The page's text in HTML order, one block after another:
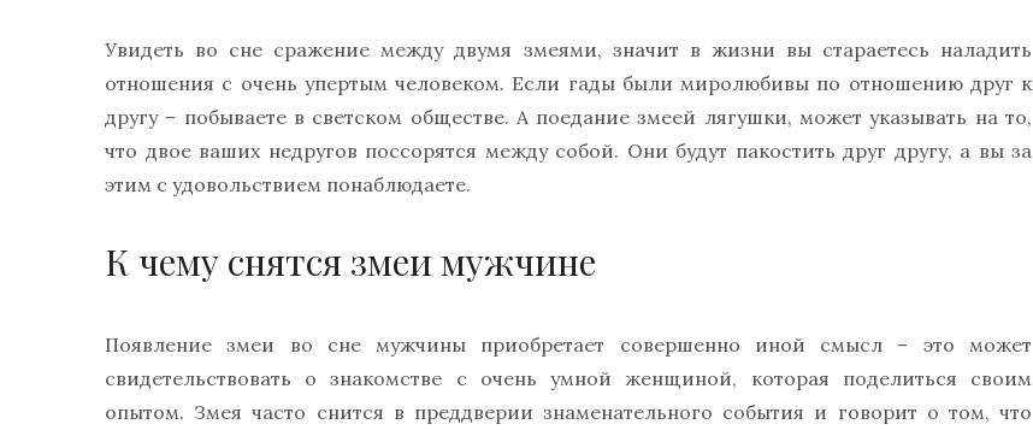
Увидеть во сне сражение между двумя змеями, значит в жизни вы стараетесь наладить
отношения с очень упертым человеком. Если гады были миролюбивы по отношению друг к
другу – побываете в светском обществе. А поедание змеей лягушки, может указывать на то,
что двое ваших недругов поссорятся между собой. Они будут пакостить друг другу, а вы за
этим с удовольствием понаблюдаете.
К чему снятся змеи мужчине
Появление змеи во сне мужчины приобретает совершенно иной смысл – это может
свидетельствовать о знакомстве с очень умной женщиной, которая поделиться своим
опытом. Змея часто снится в преддверии знаменательного события и говорит о том, что